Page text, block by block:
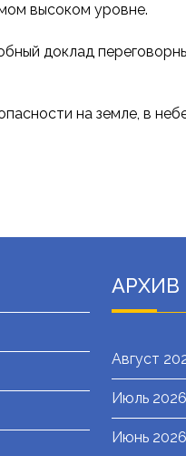
высоком уровне.
доклад
на земле, в
АРХИВ
Август
Июль 2026
Июнь 2026